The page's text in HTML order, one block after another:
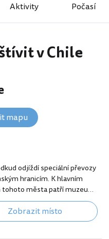
Aktivity Počasí
v Chile
mapu
odjíždí speciální převozy
hranicím. K hlavním
tohoto města patří muzeum
de Azapa Archaeological
údajně nejstaršími
světa. Můžete se také vydat
Zobrazit místo